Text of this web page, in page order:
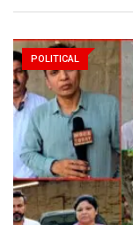
POLITICAL